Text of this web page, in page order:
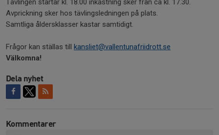
Tävlingen startar kl. 18.00 inkastning sker från ca kl. 17.30.
Avprickning sker hos tävlingsledningen på plats.
Samtliga åldersklasser kastar samtidigt.
Frågor kan ställas till kansliet@vallentunafriidrott.se
Välkomna!
Dela nyhet
Kommentarer